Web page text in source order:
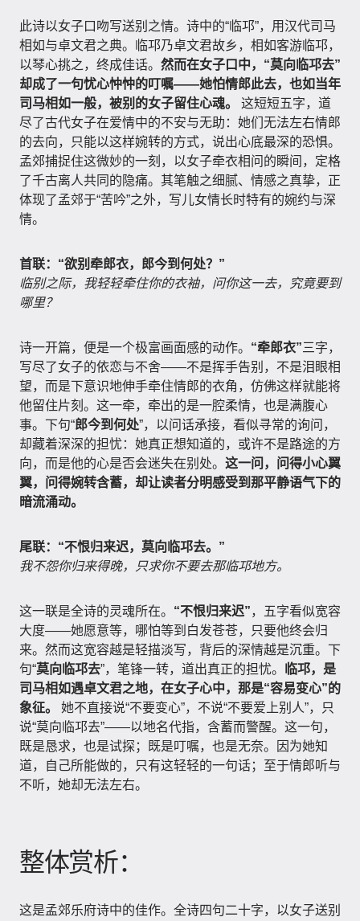
此诗以女子口吻写送别之情。诗中的“临邛”，用汉代司马
相如与卓文君之典。临邛乃卓文君故乡，相如客游临邛，
以琴心挑之，终成佳话。 然而在女子口中，“莫向临邛去”
却成了一句忧心忡忡的叮嘱——她怕情郎此去，也如当年
司马相如一般，被别的女子留住心魂。
这短短五字，道
尽了古代女子在爱情中的不安与无助：她们无法左右情郎
的去向，只能以这样婉转的方式，说出心底最深的恐惧。
孟郊捕捉住这微妙的一刻，以女子牵衣相问的瞬间，定格
了千古离人共同的隐痛。其笔触之细腻、情感之真挚，正
体现了孟郊于“苦吟”之外，写儿女情长时特有的婉约与深
情。
首联：“欲别牵郎衣，郎今到何处？”
临别之际，我轻轻牵住你的衣袖，问你这一去，究竟要到
哪里？
诗一开篇，便是一个极富画面感的动作。 “牵郎衣”三字，
写尽了女子的依恋与不舍——不是挥手告别，不是泪眼相
望，而是下意识地伸手牵住情郎的衣角，仿佛这样就能将
他留住片刻。这一牵，牵出的是一腔柔情，也是满腹心
事。下句“郎今到何处”，以问话承接，看似寻常的询问，
却藏着深深的担忧：她真正想知道的，或许不是路途的方
向，而是他的心是否会迷失在别处。 这一问，问得小心翼
翼，问得婉转含蓄，却让读者分明感受到那平静语气下的
暗流涌动。
尾联：“不恨归来迟，莫向临邛去。”
我不怨你归来得晚，只求你不要去那临邛地方。
这一联是全诗的灵魂所在。 “不恨归来迟”，五字看似宽容
大度——她愿意等，哪怕等到白发苍苍，只要他终会归
来。然而这宽容越是轻描淡写，背后的深情越是沉重。下
句“莫向临邛去”，笔锋一转，道出真正的担忧。
临邛，是
司马相如遇卓文君之地，在女子心中，那是“容易变心”的
象征。
她不直接说“不要变心”，不说“不要爱上别人”，只
说“莫向临邛去”——以地名代指，含蓄而警醒。这一句，
既是恳求，也是试探；既是叮嘱，也是无奈。因为她知
道，自己所能做的，只有这轻轻的一句话；至于情郎听与
不听，她却无法左右。
整体赏析：
这是孟郊乐府诗中的佳作。全诗四句二十字，以女子送别